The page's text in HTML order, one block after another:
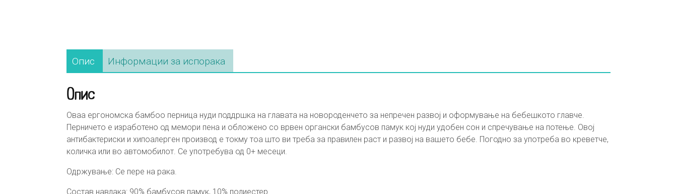
Опис Информации за испорака
Опис
Оваа ергономска бамбоо перница нуди поддршка на главата на новороденчето за непречен развој и оформување на бебешкото главче.
Перничето е изработено од мемори пена и обложено со врвен органски бамбусов памук кој нуди удобен сон и спречување на потење. Овој
антибактериски и хипоалерген производ е токму тоа што ви треба за правилен раст и развој на вашето бебе. Погодно за употреба во креветче,
количка или во автомобилот. Се употребува од 0+ месеци.
Одржување: Се пере на рака.
Состав навлака: 90% бамбусов памук, 10% полиестер